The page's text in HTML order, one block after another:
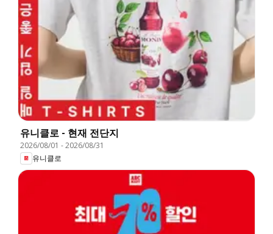
유니클로 - 현재 전단지
2026/08/01 -2026/08/31
유니클로